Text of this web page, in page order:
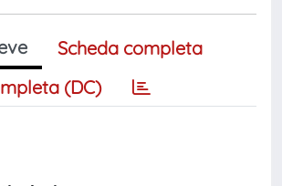
Scheda completa
(DC)